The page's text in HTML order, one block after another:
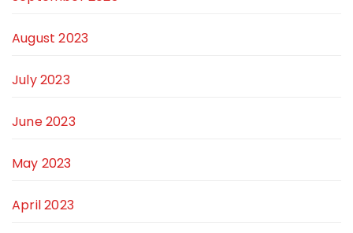
August 2023
July 2023
June 2023
May 2023
April 2023